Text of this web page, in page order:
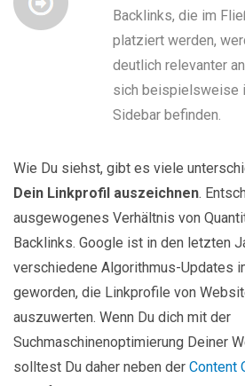
Backlinks, die im
platziert werden,
deutlich relevanter
sich beispielsweise
Sidebar befinden.
Wie Du siehst, gibt es viele
Dein Linkprofil auszeichnen.
ausgewogenes Verhältnis von
Backlinks. Google ist in den letzten
verschiedene Algorithmus-Updates
geworden, die Linkprofile von
auszuwerten. Wenn Du dich mit der
Suchmaschinenoptimierung Deiner
solltest Du daher neben der Content